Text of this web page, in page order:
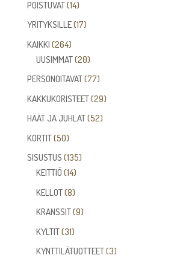
POISTUVAT 1414
tuotetta
YRITYKSILLE 1717
KAIKKI 264264
tuotetta
UUSIMMAT 2020
tuotetta
PERSONOITAVAT 7777
tuotetta
KAKKUKORISTEET 2929
HÄÄT JA JUHLAT 5252
KORTIT 5050
tuotetta
SISUSTUS 135135
KEITTIÖ 1414
tuotetta
KELLOT 88
tuotetta
KRANSSIT 99
KYLTIT 3131
tuotetta
KYNTTILÄTUOTTEET 33